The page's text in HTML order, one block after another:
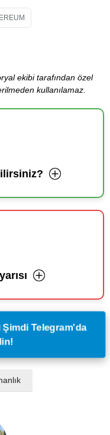
ekibi tarafından özel
kullanılamaz.
Şimdi Telegram'da